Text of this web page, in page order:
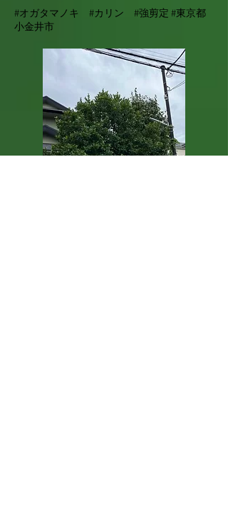
#オガタマノキ #カリン #強剪定 #東京都
小金井市